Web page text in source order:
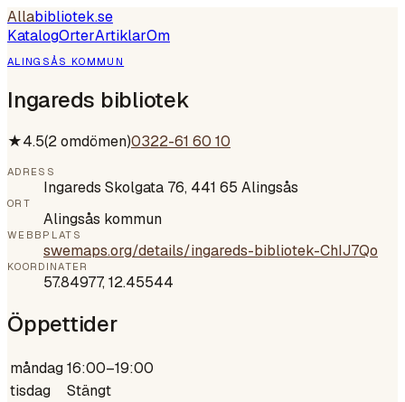
Allabibliotek.se
KatalogOrterArtiklarOm
ALINGSÅS KOMMUN
Ingareds bibliotek
★4.5(2omdömen)0322-61 60 10
ADRESS
Ingareds Skolgata 76, 441 65 Alingsås
ORT
Alingsås kommun
WEBBPLATS
swemaps.org/details/ingareds-bibliotek-ChIJ7Qo
KOORDINATER
57.84977,12.45544
Öppettider
måndag16:00–19:00
tisdag
Stängt